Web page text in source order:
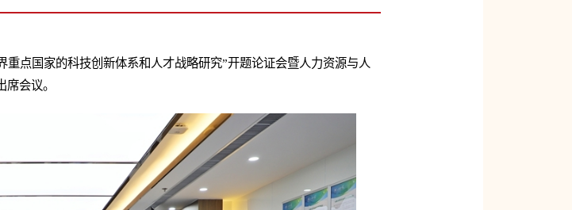
重点国家的科技创新体系和人才战略研究”开题论证会暨人力资源与人
会议。